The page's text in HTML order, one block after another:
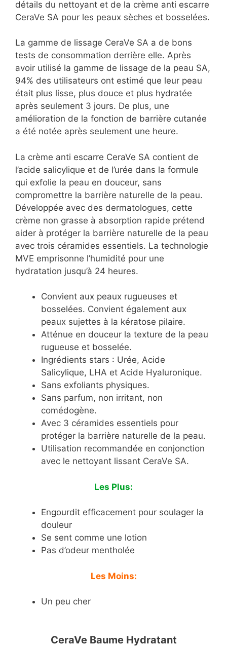
détails du nettoyant et de la crème anti escarre
CeraVe SA pour les peaux sèches et bosselées.
La gamme de lissage CeraVe SA a de bons
tests de consommation derrière elle. Après
avoir utilisé la gamme de lissage de la peau SA,
94% des utilisateurs ont estimé que leur peau
était plus lisse, plus douce et plus hydratée
après seulement 3 jours. De plus, une
amélioration de la fonction de barrière cutanée
a été notée après seulement une heure.
La crème anti escarre CeraVe SA contient de
l’acide salicylique et de l’urée dans la formule
qui exfolie la peau en douceur, sans
compromettre la barrière naturelle de la peau.
Développée avec des dermatologues, cette
crème non grasse à absorption rapide prétend
aider à protéger la barrière naturelle de la peau
avec trois céramides essentiels. La technologie
MVE emprisonne l’humidité pour une
hydratation jusqu’à 24 heures.
Convient aux peaux rugueuses et
bosselées. Convient également aux
peaux sujettes à la kératose pilaire.
Atténue en douceur la texture de la peau
rugueuse et bosselée.
Ingrédients stars : Urée, Acide
Salicylique, LHA et Acide Hyaluronique.
Sans exfoliants physiques.
Sans parfum, non irritant, non
comédogène.
Avec 3 céramides essentiels pour
protéger la barrière naturelle de la peau.
Utilisation recommandée en conjonction
avec le nettoyant lissant CeraVe SA.
Les Plus:
Engourdit efficacement pour soulager la
douleur
Se sent comme une lotion
Pas d’odeur mentholée
Les Moins:
Un peu cher
CeraVe Baume Hydratant